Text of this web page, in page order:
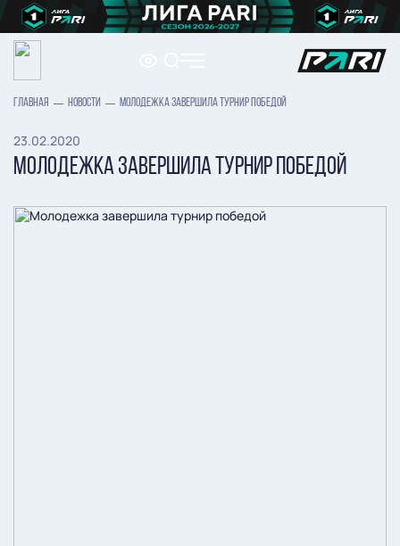
ГЛАВНАЯ НОВОСТИ МОЛОДЕЖКА ЗАВЕРШИЛА ТУРНИР ПОБЕДОЙ
23.02.2020
МОЛОДЕЖКА ЗАВЕРШИЛА ТУРНИР ПОБЕДОЙ